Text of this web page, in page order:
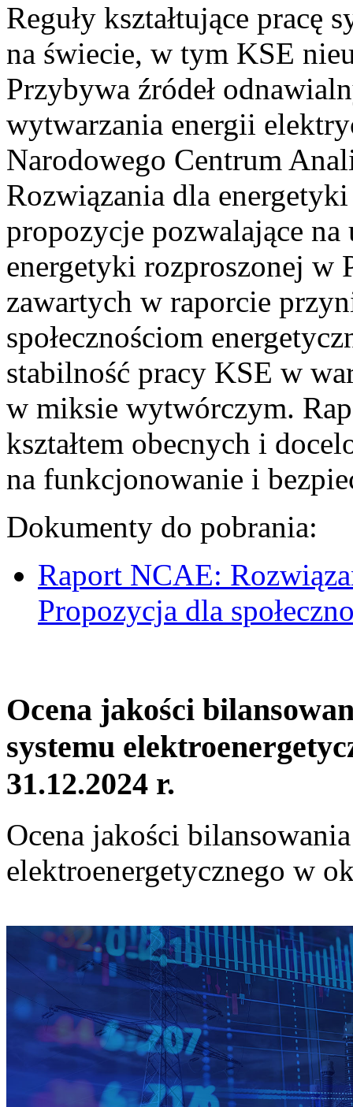
Reguły kształtujące pracę
na świecie, w tym KSE
Przybywa źródeł
wytwarzania energii
Narodowego Centrum
Rozwiązania dla
propozycje pozwalające
energetyki rozproszonej w
zawartych w raporcie
społecznościom
stabilność pracy KSE w
w miksie wytwórczym.
kształtem obecnych i
na funkcjonowanie i
Dokumenty do pobrania:
Raport NCAE:
Propozycja dla
Ocena jakości
systemu
31.12.2024 r.
Ocena jakości
elektroenergetycznego w